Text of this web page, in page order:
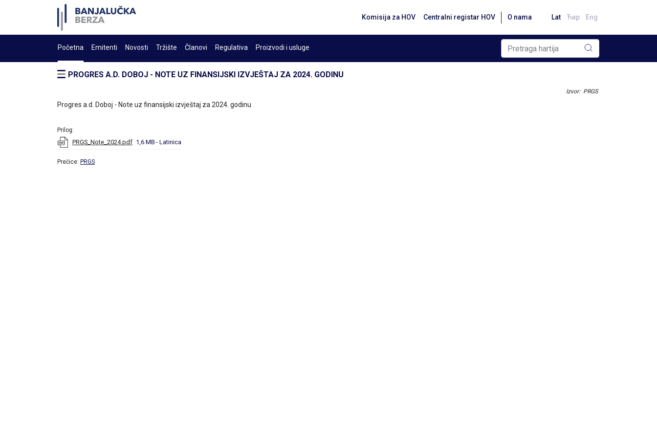
Komisija za HOV Centralni registar HOV O nama Lat Ћир Eng
Početna Emitenti Novosti Tržište Članovi Regulativa Proizvodi i usluge
PROGRES A.D. DOBOJ - NOTE UZ FINANSIJSKI IZVJEŠTAJ ZA 2024. GODINU
Izvor: PRGS
Progres a.d. Doboj - Note uz finansijski izvještaj za 2024. godinu
Prilog:
PRGS_Note_2024.pdf 1,6 MB - Latinica
Prečice: PRGS